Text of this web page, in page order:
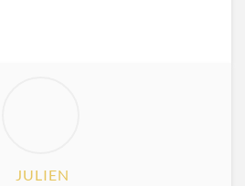
JULIEN